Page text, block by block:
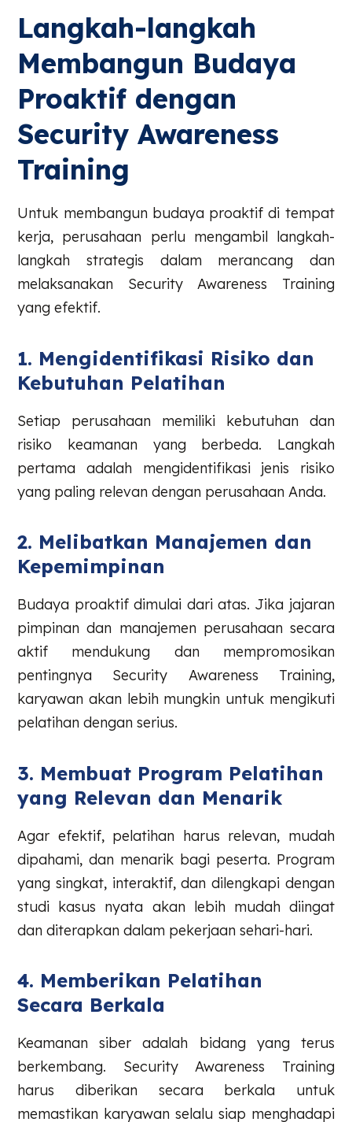
Langkah-langkah
Membangun Budaya
Proaktif dengan
Security Awareness
Training
Untuk membangun budaya proaktif di tempat
kerja, perusahaan perlu mengambil langkah-
langkah strategis dalam merancang dan
melaksanakan Security Awareness Training
yang efektif.
1. Mengidentifikasi Risiko dan
Kebutuhan Pelatihan
Setiap perusahaan memiliki kebutuhan dan
risiko keamanan yang berbeda. Langkah
pertama adalah mengidentifikasi jenis risiko
yang paling relevan dengan perusahaan Anda.
2. Melibatkan Manajemen dan
Kepemimpinan
Budaya proaktif dimulai dari atas. Jika jajaran
pimpinan dan manajemen perusahaan secara
aktif mendukung dan mempromosikan
pentingnya Security Awareness Training,
karyawan akan lebih mungkin untuk mengikuti
pelatihan dengan serius.
3. Membuat Program Pelatihan
yang Relevan dan Menarik
Agar efektif, pelatihan harus relevan, mudah
dipahami, dan menarik bagi peserta. Program
yang singkat, interaktif, dan dilengkapi dengan
studi kasus nyata akan lebih mudah diingat
dan diterapkan dalam pekerjaan sehari-hari.
4. Memberikan Pelatihan
Secara Berkala
Keamanan siber adalah bidang yang terus
berkembang. Security Awareness Training
harus diberikan secara berkala untuk
memastikan karyawan selalu siap menghadapi